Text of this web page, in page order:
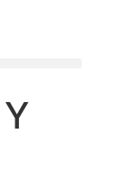
Y